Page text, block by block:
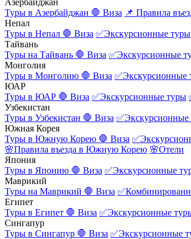
Азербайджан
Туры в Азербайджан 🛑 Виза 📌 Правила
Непал
Туры в Непал 🛑 Виза ✅Экскурсионные туры
Тайвань
Туры на Тайвань 🛑 Виза ✅Экскурсионные
Монголия
Туры в Монголию 🛑 Виза ✅Экскурсионные
ЮАР
Туры в ЮАР 🛑 Виза ✅Экскурсионные туры
Узбекистан
Туры в Узбекистан 🛑 Виза ✅Экскурсионные
Южная Корея
Туры в Южную Корею 🛑 Виза
🌸Правила въезда в Южную Корею 🌸Отели
Япония
Туры в Японию 🛑 Виза ✅Экскурсионные
Маврикий
Туры на Маврикий 🛑 Виза
Египет
Туры в Египет 🛑 Виза ✅Экскурсионные
Сингапур
Туры в Сингапур 🛑 Виза ✅Экскурсионные